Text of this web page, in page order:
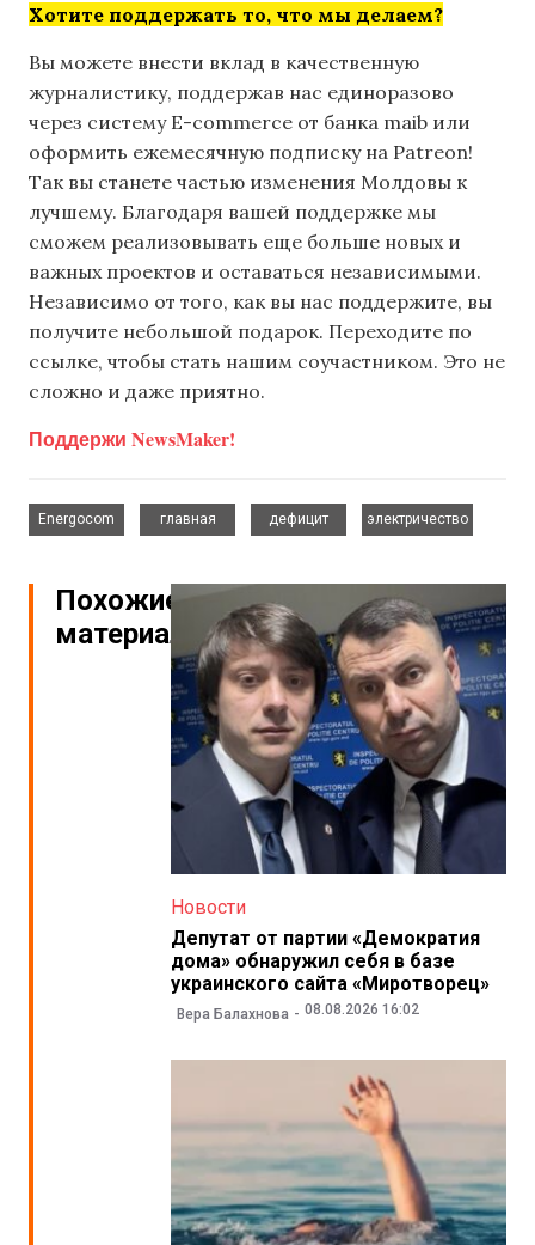
Хотите поддержать то, что мы делаем?
Вы можете внести вклад в качественную
журналистику, поддержав нас единоразово
через систему E-commerce от банка maib или
оформить ежемесячную подписку на Patreon!
Так вы станете частью изменения Молдовы к
лучшему. Благодаря вашей поддержке мы
сможем реализовывать еще больше новых и
важных проектов и оставаться независимыми.
Независимо от того, как вы нас поддержите, вы
получите небольшой подарок. Переходите по
ссылке, чтобы стать нашим соучастником. Это не
сложно и даже приятно.
Поддержи NewsMaker!
Energocom
главная
дефицит
электричество
Похожие
материалы
Новости
Депутат от партии «Демократия
дома» обнаружил себя в базе
украинского сайта «Миротворец»
Вера Балахнова 08.08.2026 16:02